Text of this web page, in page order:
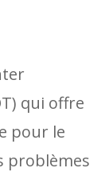
qui offre
pour le
problèmes